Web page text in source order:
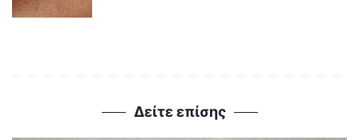
Δείτε επίσης